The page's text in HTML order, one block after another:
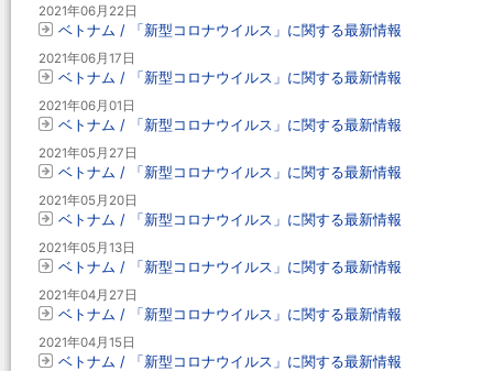
2021年06月22日
ベトナム / 「新型コロナウイルス」に関する最新情報
2021年06月17日
ベトナム / 「新型コロナウイルス」に関する最新情報
2021年06月01日
ベトナム / 「新型コロナウイルス」に関する最新情報
2021年05月27日
ベトナム / 「新型コロナウイルス」に関する最新情報
2021年05月20日
ベトナム / 「新型コロナウイルス」に関する最新情報
2021年05月13日
ベトナム / 「新型コロナウイルス」に関する最新情報
2021年04月27日
ベトナム / 「新型コロナウイルス」に関する最新情報
2021年04月15日
ベトナム / 「新型コロナウイルス」に関する最新情報